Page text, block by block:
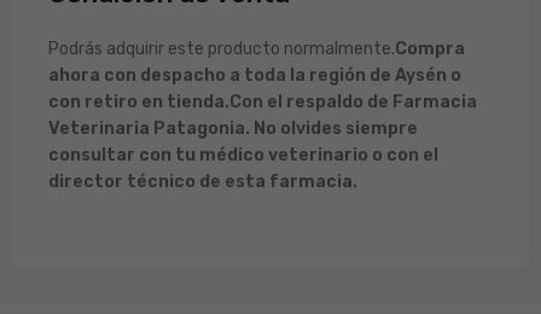
Podrás adquirir este producto normalmente.Compra
ahora con despacho a toda la región de Aysén o
con retiro en tienda.Con el respaldo de Farmacia
Veterinaria Patagonia. No olvides siempre
consultar con tu médico veterinario o con el
director técnico de esta farmacia.